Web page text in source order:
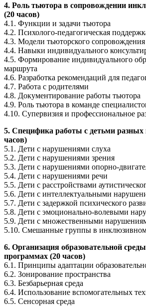
4. Роль тьютора в сопровождении
(20 часов)
4.1. Функции и задачи тьютора
4.2. Психолого-педагогическая
4.3. Модели тьюторского сопровождения
4.4. Навыки индивидуального
4.5. Формирование индивидуального
маршрута
4.6. Разработка рекомендаций для
4.7. Работа с родителями
4.8. Документирование работы тьютора
4.9. Роль тьютора в команде
4.10. Супервизия и профессиональное
5. Специфика работы с детьми разных
часов)
5.1. Дети с нарушениями слуха
5.2. Дети с нарушениями зрения
5.3. Дети с нарушениями опорно-
5.4. Дети с нарушениями речи
5.5. Дети с расстройствами
5.6. Дети с интеллектуальными
5.7. Дети с задержкой психического
5.8. Дети с эмоционально-волевыми
5.9. Дети с множественными
5.10. Смешанные группы в
6. Организация образовательной
программах (20 часов)
6.1. Принципы адаптации
6.2. Зонирование пространства
6.3. Безбарьерная среда
6.4. Использование вспомогательных
6.5. Сенсорная среда